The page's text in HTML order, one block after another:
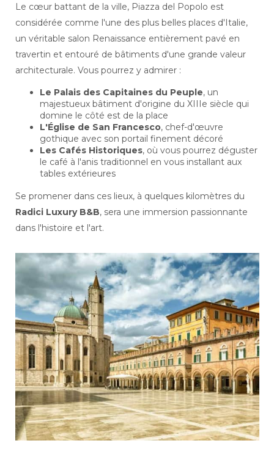
Le cœur battant de la ville, Piazza del Popolo est
considérée comme l'une des plus belles places d'Italie,
un véritable salon Renaissance entièrement pavé en
travertin et entouré de bâtiments d'une grande valeur
architecturale. Vous pourrez y admirer :
Le Palais des Capitaines du Peuple, un
majestueux bâtiment d'origine du XIIIe siècle qui
domine le côté est de la place
L'Église de San Francesco, chef-d'œuvre
gothique avec son portail finement décoré
Les Cafés Historiques, où vous pourrez déguster
le café à l'anis traditionnel en vous installant aux
tables extérieures
Se promener dans ces lieux, à quelques kilomètres du
Radici Luxury B&B, sera une immersion passionnante
dans l'histoire et l'art.